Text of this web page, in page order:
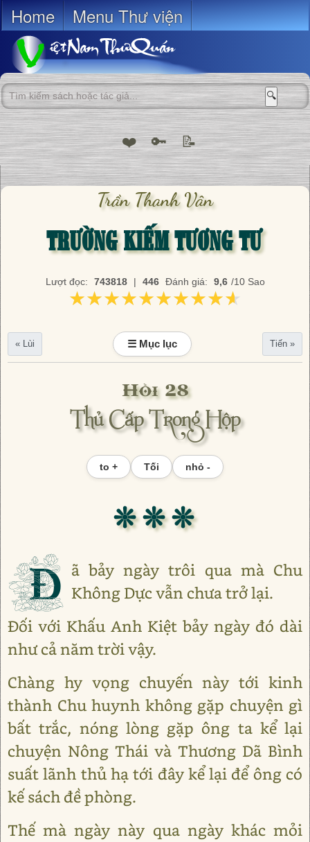
Home Menu Thư viện
🔍
❤️ 🔑 📝
Trần Thanh Vân
TRƯỜNG KIẾM TƯƠNG TƯ
Lượt đọc: 743818 | 446 Đánh giá: 9,6 /10 Sao
★★★★★★★★★★
★★★★★★★★★★
« Lùi ☰ Mục lục Tiến »
Hồi 28
Thủ Cấp Trong Hộp
to + Tối nhỏ -
❊ ❊ ❊
Đ ã bảy ngày trôi qua mà Chu
Không Dực vẫn chưa trở lại.
Đối với Khấu Anh Kiệt bảy ngày đó dài
như cả năm trời vậy.
Chàng hy vọng chuyến này tới kinh
thành Chu huynh không gặp chuyện gì
bất trắc, nóng lòng gặp ông ta kể lại
chuyện Nông Thái và Thương Dã Bình
suất lãnh thủ hạ tới đây kể lại để ông có
kế sách đề phòng.
Thế mà ngày này qua ngày khác mỏi